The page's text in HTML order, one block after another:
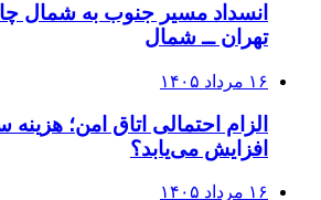
انسداد مسیر جنوب به شمال
تهران ــ شمال
۱۶ مرداد ۱۴۰۵
الزام احتمالی اتاق امن؛
افزایش می‌یابد؟
۱۶ مرداد ۱۴۰۵